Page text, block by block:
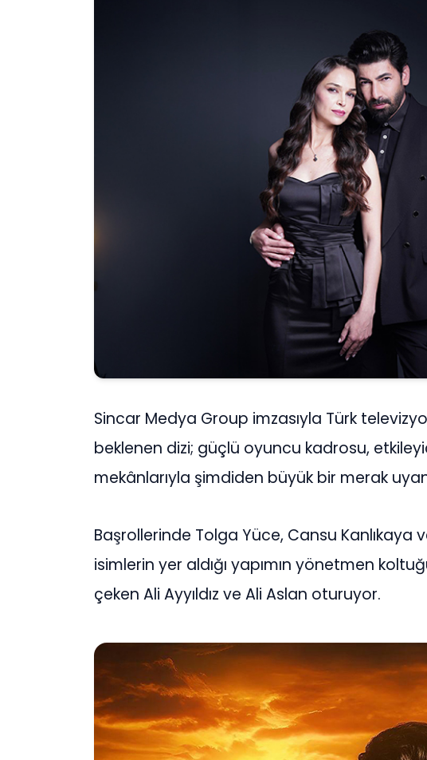
Sincar Medya Group imzasıyla Türk
beklenen dizi; güçlü oyuncu kadrosu,
mekânlarıyla şimdiden büyük bir merak
Başrollerinde Tolga Yüce, Cansu Kanlıkaya
isimlerin yer aldığı yapımın yönetmen
çeken Ali Ayyıldız ve Ali Aslan oturuyor.